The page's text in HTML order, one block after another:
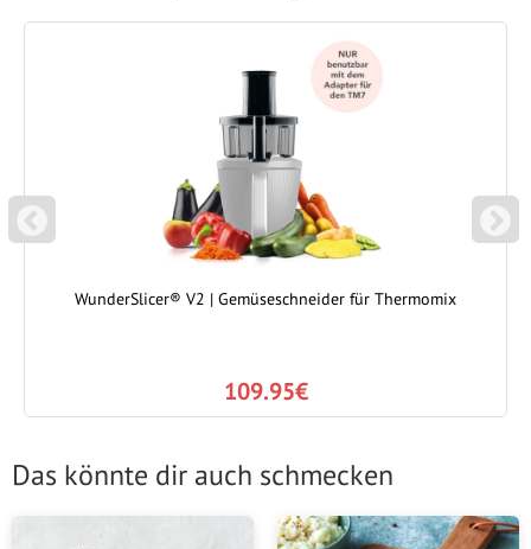
P
REVIOUS
WunderSlicer® V2 | Gemüseschneider für Thermomix
109.95€
N
EXT
Das könnte dir auch schmecken